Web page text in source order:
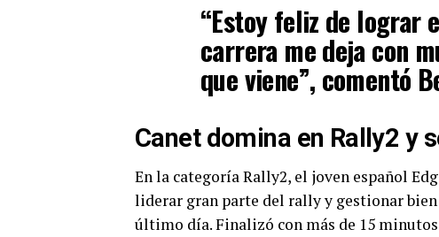
“Estoy feliz de lograr
carrera me deja con
que viene”, comentó
Canet domina en Rally2 y
En la categoría Rally2, el joven español
liderar gran parte del rally y gestionar
último día. Finalizó con más de 15